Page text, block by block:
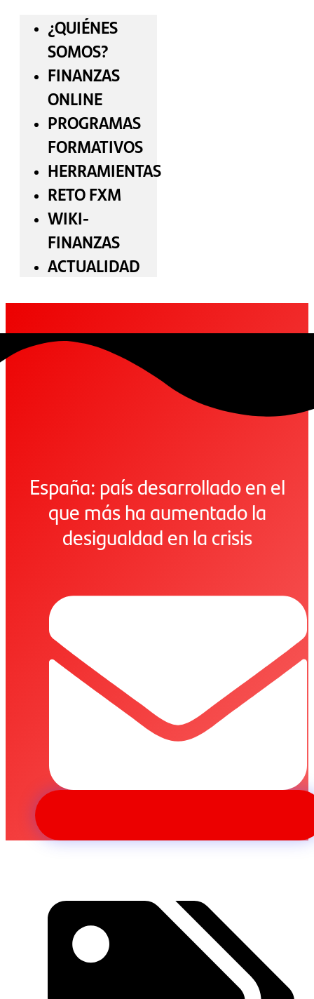
¿QUIÉNES
SOMOS?
FINANZAS
ONLINE
PROGRAMAS
FORMATIVOS
HERRAMIENTAS
RETO FXM
WIKI-
FINANZAS
ACTUALIDAD
España: país desarrollado en el
que más ha aumentado la
desigualdad en la crisis